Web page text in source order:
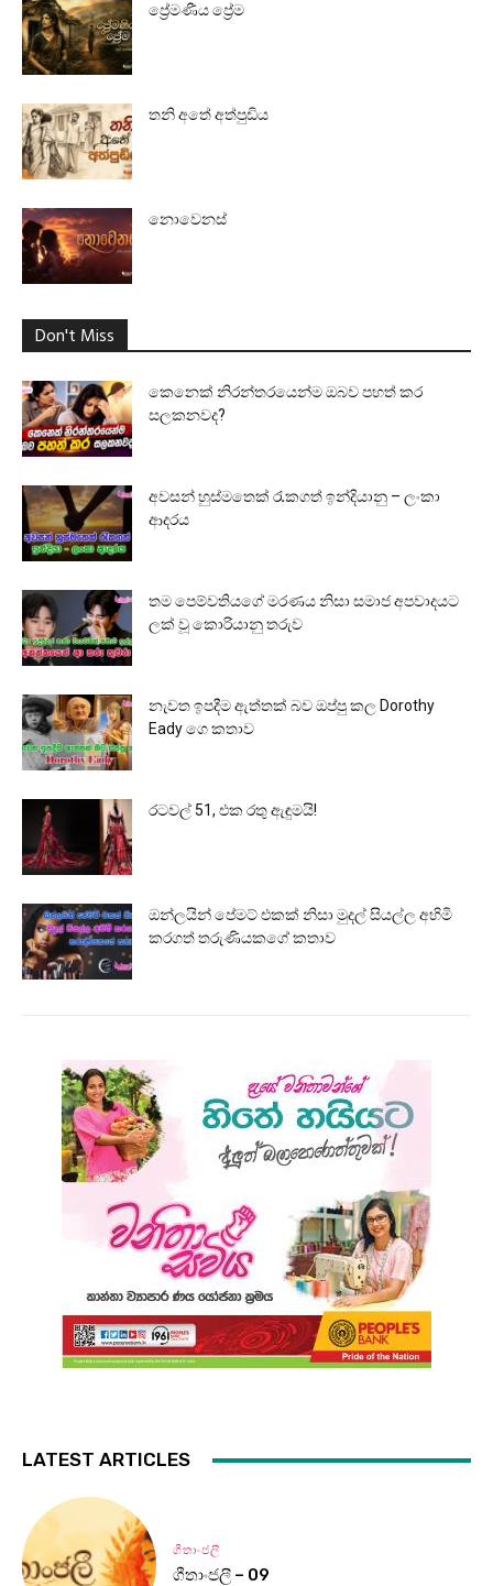
ප්‍රේමණීය ප්‍රේම
තනි අතේ අත්පුඩිය
නොවෙනස්
Don't Miss
කෙනෙක් නිරන්තරයෙන්ම ඔබව පහත් කර
සලකනවද?
අවසන් හුස්මතෙක් රැකගත් ඉන්දියානු – ලංකා
ආදරය
තම පෙම්වතියගේ මරණය නිසා සමාජ අපවාදයට
ලක් වූ කොරියානු තරුව
නැවත ඉපදීම ඇත්තක් බව ඔප්පු කල Dorothy
Eady ගෙ කතාව
රටවල් 51, එක රතු ඇඳුමයි!
ඔන්ලයින් පේමට් එකක් නිසා මුදල් සියල්ල අහිමි
කරගත් තරුණියකගේ කතාව
LATEST ARTICLES
ගීතාංජලී
ගීතාංජලී – 09